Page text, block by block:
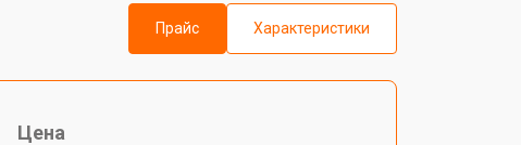
Прайс
Характеристики
Цена